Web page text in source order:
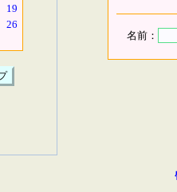
19
26
名前：